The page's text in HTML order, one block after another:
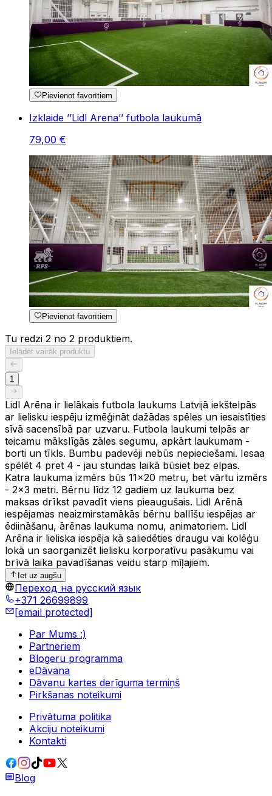
Pievienot favorītiem
Izklaide ’’Lidl Arena’’ futbola laukumā
79,00 €
Pievienot favorītiem
Tu redzi 2 no 2 produktiem.
Ielādēt vairāk produktu
1
Lidl Arēna ir lielākais futbola laukums Latvijā iekštelpās
ar lielisku iespēju izmēģināt dažādas spēles un iesaistīties
sīvā sacensībā par uzvaru. Futbola laukumi telpās ar
teicamu mākslīgās zāles segumu, apkārt laukumam -
borti un tīkls. Bumbu padevēji nebūs nepieciešami. Iesaa
spēlēt 4 pret 4 - jau stundas laikā būsiet bez elpas.
Katra laukuma izmērs būs 11x20 metru, bet vārtu izmērs
- 2x3 metri. Bērnu līdz 12 gadiem uz laukuma bez
maksas drīkst pavadīt viens pieaugušais. Lidl Arēnā
iespējamas neaizmirstamākās bērnu ballīšu iespējas ar
ēdiināšanu, ārēnas laukuma nomu, animatoriem. Lidl
Arēna ir lieliska iespēja kā saliedēties draugu vai kolēģu
lokā un saorganizēt lielisku korporatīvu pasākumu vai
brīvā laika pavadīšanas veidu starp mīļajiem.
Iet uz augšu
Переход на русский язык
+371 26699899
[email protected]
Par Mums :)
Partneriem
Blogeru programma
eDāvana
Dāvanu kartes derīguma termiņš
Pirkšanas noteikumi
Privātuma politika
Akciju noteikumi
Kontakti
Blog